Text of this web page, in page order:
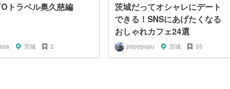
トラベル奥久慈編
茨城 2
茨城だってオシャレにデート
できる！SNSにあげたくなる
おしゃれカフェ24選
pepepupu 茨城 35